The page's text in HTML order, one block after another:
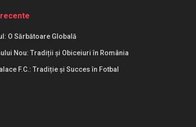
O Sărbătoare Globală
Nou: Tradiții și Obiceiuri în România
F.C.: Tradiție și Succes în Fotbal